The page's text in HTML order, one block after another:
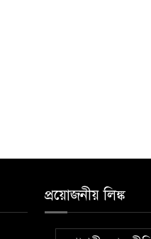
প্রয়োজনীয় লিঙ্ক